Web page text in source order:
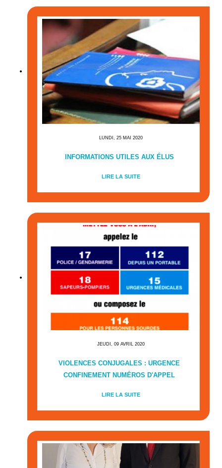
LUNDI, 25 MAI 2020
INFORMATIONS UTILES AUX ÉLUS
LIRE LA SUITE
JEUDI, 09 AVRIL 2020
VIOLENCES CONJUGALES : URGENCE
CONFINEMENT NUMÉROS D'APPEL
LIRE LA SUITE